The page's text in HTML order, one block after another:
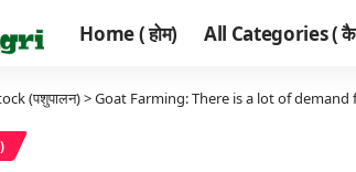
Home ( होम) All Categories (
(पशुपालन)>Goat Farming: There is a lot of demand